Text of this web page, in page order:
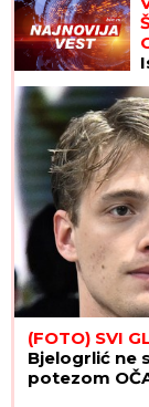
(FOTO) SVI
Bjelogrlić ne
potezom